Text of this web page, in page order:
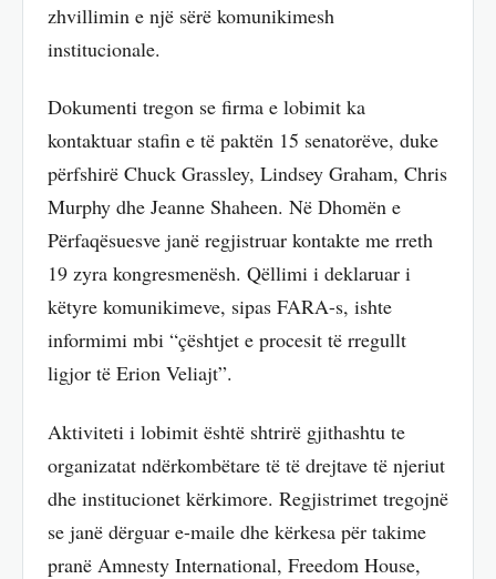
zhvillimin e një sërë komunikimesh
institucionale.
Dokumenti tregon se firma e lobimit ka
kontaktuar stafin e të paktën 15 senatorëve, duke
përfshirë Chuck Grassley, Lindsey Graham, Chris
Murphy dhe Jeanne Shaheen. Në Dhomën e
Përfaqësuesve janë regjistruar kontakte me rreth
19 zyra kongresmenësh. Qëllimi i deklaruar i
këtyre komunikimeve, sipas FARA-s, ishte
informimi mbi “çështjet e procesit të rregullt
ligjor të Erion Veliajt”.
Aktiviteti i lobimit është shtrirë gjithashtu te
organizatat ndërkombëtare të të drejtave të njeriut
dhe institucionet kërkimore. Regjistrimet tregojnë
se janë dërguar e-maile dhe kërkesa për takime
pranë Amnesty International, Freedom House,